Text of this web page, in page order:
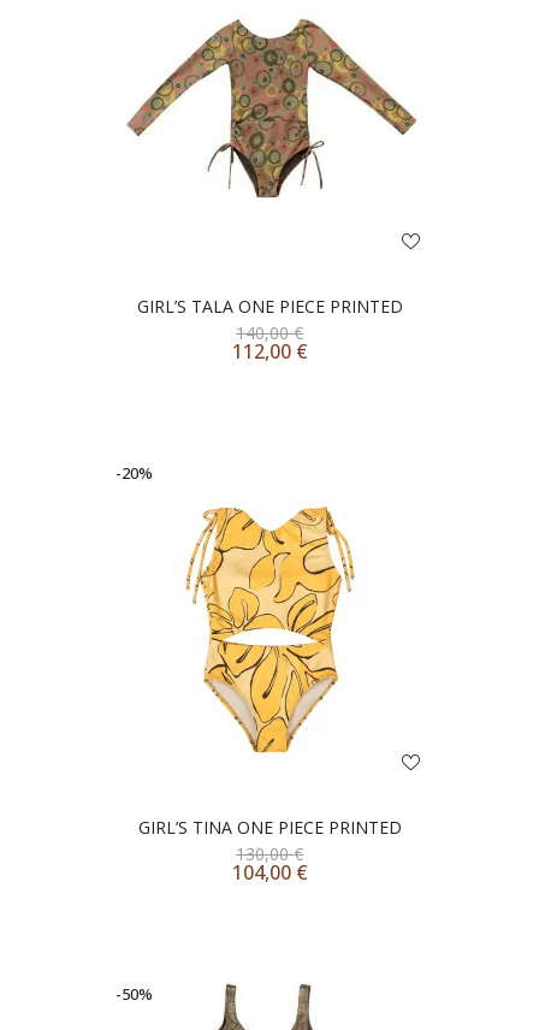
GIRL’S TALA ONE PIECE PRINTED
140,00€
112,00 €
-20%
GIRL’S TINA ONE PIECE PRINTED
130,00€
104,00 €
-50%